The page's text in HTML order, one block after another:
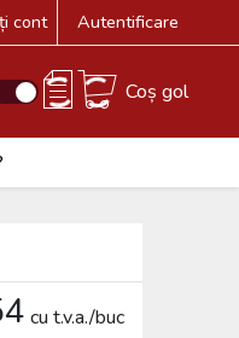
cont Autentificare
Coș gol
cu t.v.a./buc